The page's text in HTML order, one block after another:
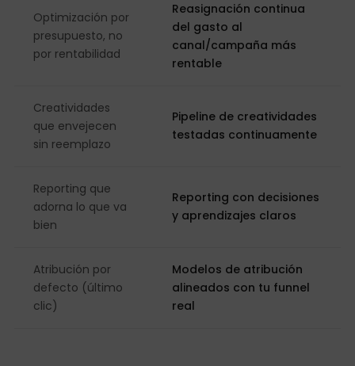
Optimización por
presupuesto, no
por rentabilidad
Reasignación continua
del gasto al
canal/campaña más
rentable
Creatividades
que envejecen
sin reemplazo
Pipeline de creatividades
testadas continuamente
Reporting que
adorna lo que va
bien
Reporting con decisiones
y aprendizajes claros
Atribución por
defecto (último
clic)
Modelos de atribución
alineados con tu funnel
real